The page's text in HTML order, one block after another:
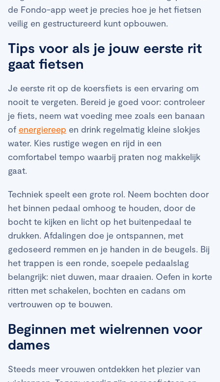
de Fondo-app weet je precies hoe je het fietsen
veilig en gestructureerd kunt opbouwen.
Tips voor als je jouw eerste rit
gaat fietsen
Je eerste rit op de koersfiets is een ervaring om
nooit te vergeten. Bereid je goed voor: controleer
je fiets, neem wat voeding mee zoals een banaan
of energiereep en drink regelmatig kleine slokjes
water. Kies rustige wegen en rijd in een
comfortabel tempo waarbij praten nog makkelijk
gaat.
Techniek speelt een grote rol. Neem bochten door
het binnen pedaal omhoog te houden, door de
bocht te kijken en licht op het buitenpedaal te
drukken. Afdalingen doe je ontspannen, met
gedoseerd remmen en je handen in de beugels. Bij
het trappen is een ronde, soepele pedaalslag
belangrijk: niet duwen, maar draaien. Oefen in korte
ritten met schakelen, bochten en cadans om
vertrouwen op te bouwen.
Beginnen met wielrennen voor
dames
Steeds meer vrouwen ontdekken het plezier van